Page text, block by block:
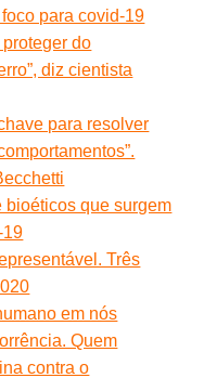
para covid-19
do
diz cientista
para resolver
bioéticos que surgem
19
Três
em nós
Quem
contra o